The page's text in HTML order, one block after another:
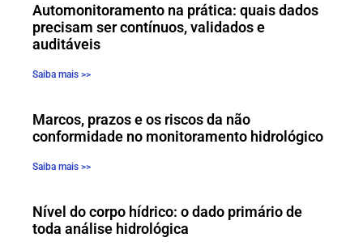
Automonitoramento na prática: quais dados
precisam ser contínuos, validados e
auditáveis
Saiba mais >>
Marcos, prazos e os riscos da não
conformidade no monitoramento hidrológico
Saiba mais >>
Nível do corpo hídrico: o dado primário de
toda análise hidrológica